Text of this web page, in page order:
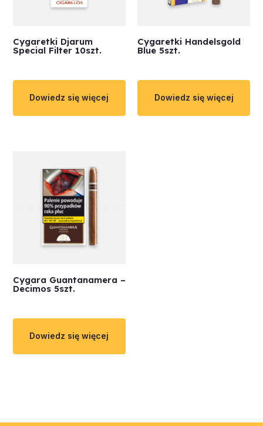
Cygaretki Djarum
Special Filter 10szt.
Dowiedz się więcej
Cygaretki Handelsgold
Blue 5szt.
Dowiedz się więcej
Cygara Guantanamera –
Decimos 5szt.
Dowiedz się więcej